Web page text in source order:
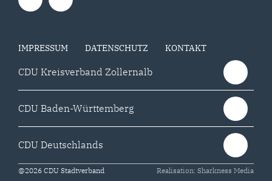
IMPRESSUM DATENSCHUTZ KONTAKT
CDU Kreisverband Zollernalb
CDU Baden-Württemberg
CDU Deutschlands
@2026 CDU Stadtverband
Realisation: Sharkness Media